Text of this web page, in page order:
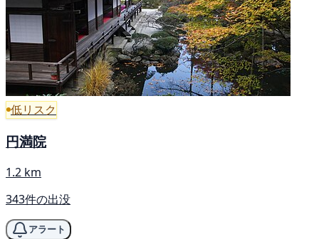
低リスク
円満院
1.2 km
343件の出没
アラート